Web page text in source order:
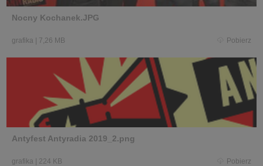
Nocny Kochanek.JPG
grafika 7,26 MB Pobierz
Antyfest Antyradia 2019_2.png
grafika 224 KB Pobierz